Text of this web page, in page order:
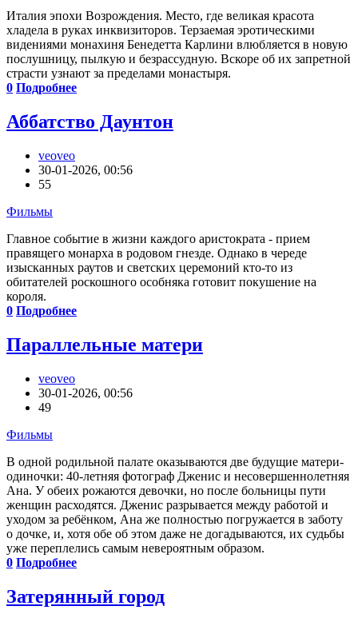
Италия эпохи Возрождения. Место, где великая красота
хладела в руках инквизиторов. Терзаемая эротическими
видениями монахиня Бенедетта Карлини влюбляется в новую
послушницу, пылкую и безрассудную. Вскоре об их запретной
страсти узнают за пределами монастыря.
0 Подробнее
Аббатство Даунтон
veoveo
30-01-2026, 00:56
55
Фильмы
Главное событие в жизни каждого аристократа - прием
правящего монарха в родовом гнезде. Однако в череде
изысканных раутов и светских церемоний кто-то из
обитателей роскошного особняка готовит покушение на
короля.
0 Подробнее
Параллельные матери
veoveo
30-01-2026, 00:56
49
Фильмы
В одной родильной палате оказываются две будущие матери-
одиночки: 40-летняя фотограф Дженис и несовершеннолетняя
Ана. У обеих рожаются девочки, но после больницы пути
женщин расходятся. Дженис разрывается между работой и
уходом за ребёнком, Ана же полностью погружается в заботу
о дочке, и, хотя обе об этом даже не догадываются, их судьбы
уже переплелись самым невероятным образом.
0 Подробнее
Затерянный город